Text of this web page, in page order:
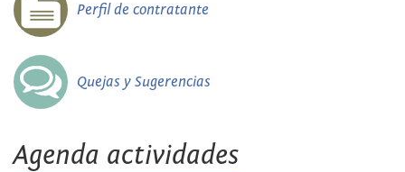
Perfil de contratante
Quejas y Sugerencias
Agenda actividades